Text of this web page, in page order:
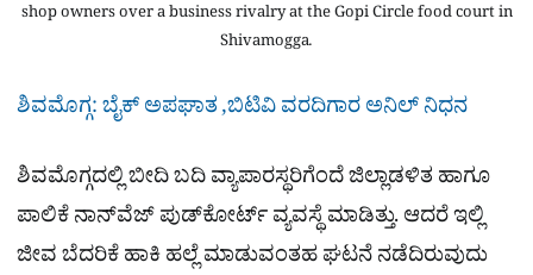
shop owners over a business rivalry at the Gopi Circle food court in
Shivamogga.
ಶಿವಮೊಗ್ಗ: ಬೈಕ್​ ಅಪಘಾತ ,ಬಿಟಿವಿ ವರದಿಗಾರ ಅನಿಲ್ ನಿಧನ
ಶಿವಮೊಗ್ಗದಲ್ಲಿ ಬೀದಿ ಬದಿ ವ್ಯಾಪಾರಸ್ಥರಿಗೆಂದೆ ಜಿಲ್ಲಾಡಳಿತ ಹಾಗೂ
ಪಾಲಿಕೆ ನಾನ್​ವೆಜ್​ ಪುಡ್​ಕೋರ್ಟ್​ ವ್ಯವಸ್ಥೆ ಮಾಡಿತ್ತು. ಆದರೆ ಇಲ್ಲಿ
ಜೀವ ಬೆದರಿಕೆ ಹಾಕಿ ಹಲ್ಲೆ ಮಾಡುವಂತಹ ಘಟನೆ ನಡೆದಿರುವುದು